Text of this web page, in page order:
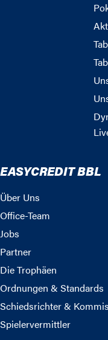
EASYCREDIT BBL
Über Uns
Office-Team
Jobs
Partner
Die Trophäen
Ordnungen & Standards
Schiedsrichter &
Spielervermittler